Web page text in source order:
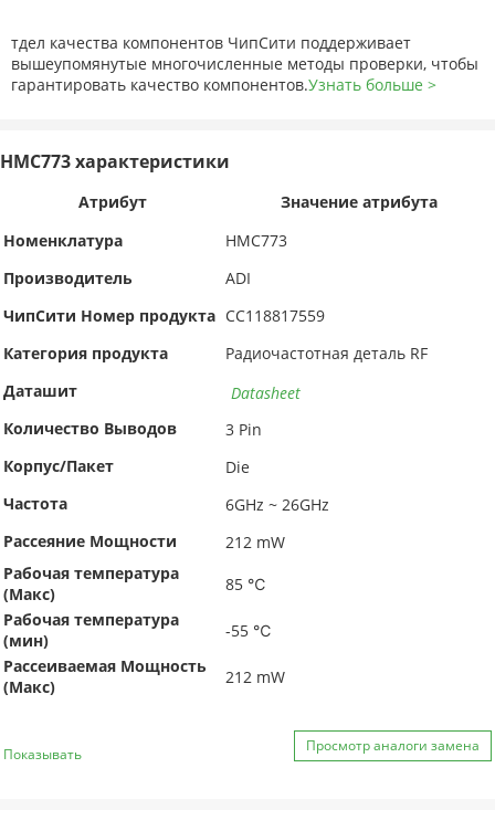
тдел качества компонентов ЧипСити поддерживает
вышеупомянутые многочисленные методы проверки, чтобы
гарантировать качество компонентов.Узнать больше >
HMC773 характеристики
Атрибут
Значение атрибута
Номенклатура
HMC773
Производитель
ADI
ЧипСити Номер продукта CC118817559
Категория продукта
Радиочастотная деталь RF
Даташит
Datasheet
Количество Выводов
3 Pin
Корпус/Пакет
Die
Частота
6GHz ~ 26GHz
Рассеяние Мощности
212 mW
Рабочая температура
(Макс)
85 ℃
Рабочая температура
(мин)
-55 ℃
Рассеиваемая Мощность
(Макс)
212 mW
Показывать Просмотр аналоги замена